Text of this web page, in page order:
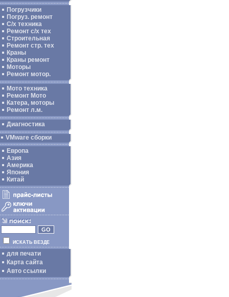
Погрузчики
Погруз. ремонт
С/х техника
Ремонт с/х тех
Строительная
Ремонт стр. тех
Краны
Краны ремонт
Моторы
Ремонт мотор.
Мото техника
Ремонт Мото
Катера, моторы
Ремонт л.м.
Диагностика
VMware сборки
Европа
Азия
Америка
Япония
Китай
ИСКАТЬ ВЕЗДЕ
для печати
Карта сайта
Авто ссылки